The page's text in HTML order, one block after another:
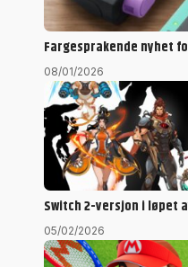
Fargesprakende nyhet
08/01/2026
Switch 2-versjon i løpet
05/02/2026